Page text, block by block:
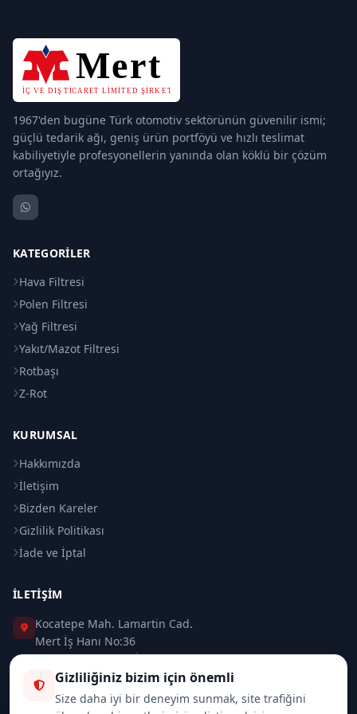
1967'den bugüne Türk otomotiv sektörünün güvenilir ismi;
güçlü tedarik ağı, geniş ürün portföyü ve hızlı teslimat
kabiliyetiyle profesyonellerin yanında olan köklü bir çözüm
ortağıyız.
KATEGORILER
Hava Filtresi
Polen Filtresi
Yağ Filtresi
Yakıt/Mazot Filtresi
Rotbaşı
Z-Rot
KURUMSAL
Hakkımızda
İletişim
Bizden Kareler
Gizlilik Politikası
İade ve İptal
İLETIŞIM
Kocatepe Mah. Lamartin Cad.
Mert İş Hanı No:36
Taksim / Beyoğlu / İSTANBUL
0 (212) 235 37 83
Gizliliğiniz bizim için önemli
Size daha iyi bir deneyim sunmak, site trafiğini